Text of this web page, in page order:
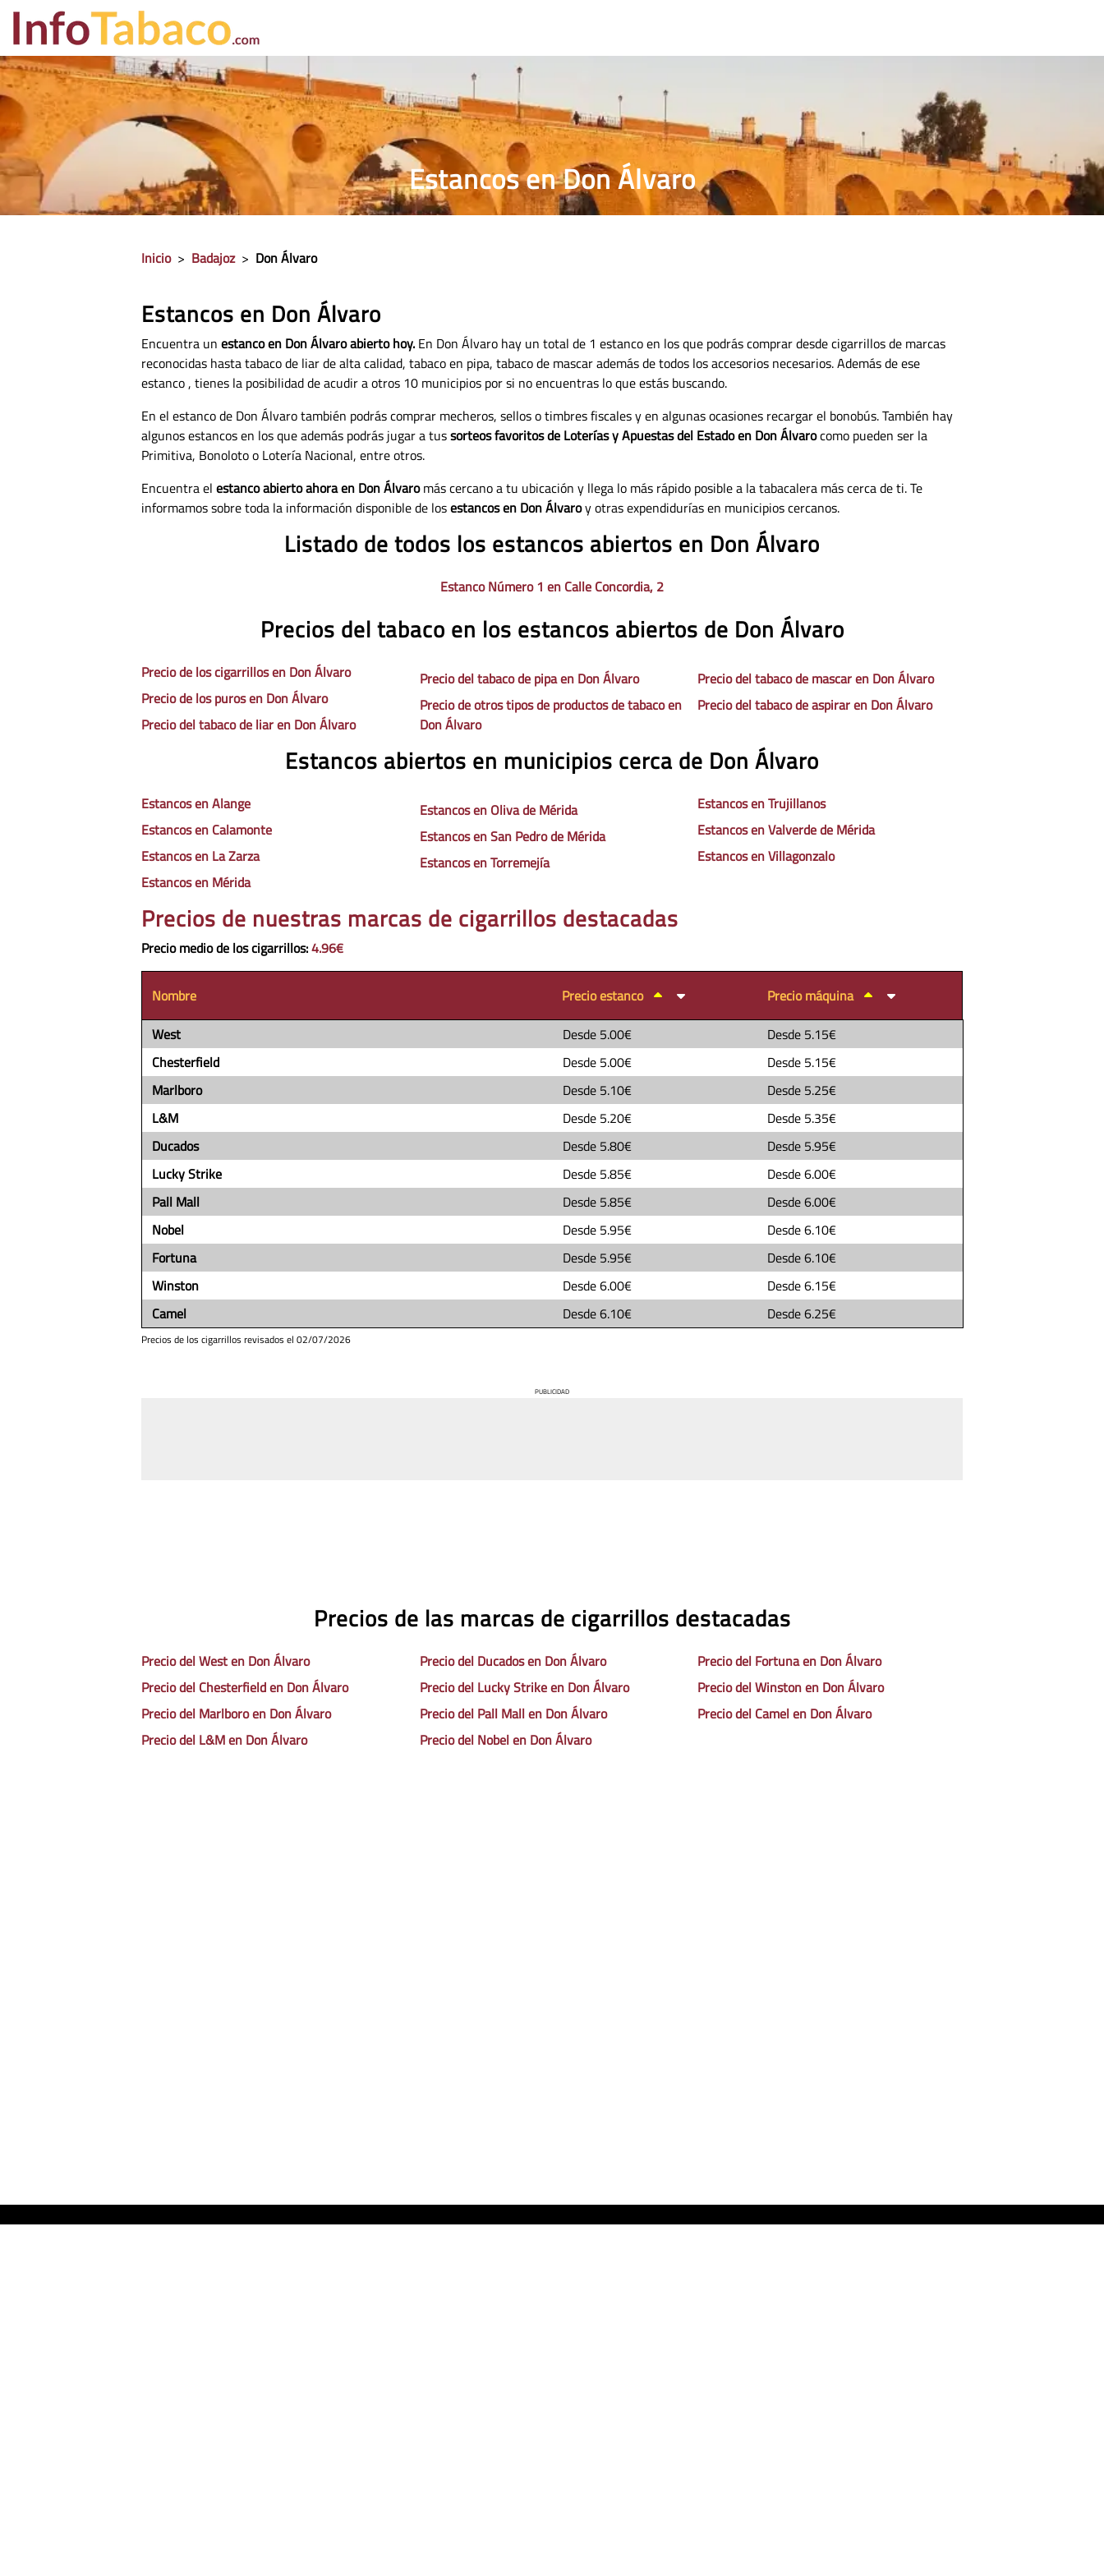
Estancos en Don Álvaro
Inicio > Badajoz > Don Álvaro
Estancos en Don Álvaro
Encuentra un estanco en Don Álvaro abierto hoy. En Don Álvaro hay un total de 1 estanco en los que podrás comprar desde cigarrillos de marcas
reconocidas hasta tabaco de liar de alta calidad, tabaco en pipa, tabaco de mascar además de todos los accesorios necesarios.Además de ese
estanco , tienes la posibilidad de acudir a otros 10 municipios por si no encuentras lo que estás buscando.
En el estanco de Don Álvaro también podrás comprar mecheros, sellos o timbres fiscales y en algunas ocasiones recargar el bonobús. También hay
algunos estancos en los que además podrás jugar a tussorteos favoritos de Loterías y Apuestas del Estado en Don Álvarocomo pueden ser la
Primitiva, Bonoloto o Lotería Nacional, entre otros.
Encuentra el estanco abierto ahora en Don Álvaromás cercano a tu ubicación y llega lo más rápido posible a la tabacalera más cerca de ti. Te
informamos sobre toda la información disponible de losestancos en Don Álvaroy otras expendidurías en municipios cercanos.
Listado de todos los estancos abiertos en Don Álvaro
Estanco Número 1 en Calle Concordia, 2
Precios del tabaco en los estancos abiertos de Don Álvaro
Precio de los cigarrillos en Don Álvaro
Precio de los puros en Don Álvaro
Precio del tabaco de liar en Don Álvaro
Precio del tabaco de pipa en Don Álvaro
Precio de otros tipos de productos de tabaco en
Don Álvaro
Precio del tabaco de mascar en Don Álvaro
Precio del tabaco de aspirar en Don Álvaro
Estancos abiertos en municipios cerca de Don Álvaro
Estancos en Alange
Estancos en Calamonte
Estancos en La Zarza
Estancos en Mérida
Estancos en Oliva de Mérida
Estancos en San Pedro de Mérida
Estancos en Torremejía
Estancos en Trujillanos
Estancos en Valverde de Mérida
Estancos en Villagonzalo
Precios de nuestras marcas de cigarrillos destacadas
Precio medio de los cigarrillos:4.96€
Nombre Precio estanco
Precio máquina
West
Desde 5.00€ Desde 5.15€
Chesterfield
Desde 5.00€ Desde 5.15€
Marlboro
Desde 5.10€ Desde 5.25€
L&M
Desde 5.20€ Desde 5.35€
Ducados
Desde 5.80€ Desde 5.95€
Lucky Strike
Desde 5.85€ Desde6.00€
Pall Mall
Desde 5.85€ Desde6.00€
Nobel
Desde 5.95€ Desde6.10€
Fortuna
Desde 5.95€ Desde6.10€
Winston
Desde6.00€ Desde6.15€
Camel
Desde6.10€ Desde6.25€
Precios de los cigarrillos revisados el 02/07/2026
PUBLICIDAD
Precios de las marcas de cigarrillos destacadas
Precio del West en Don Álvaro
Precio del Chesterfield en Don Álvaro
Precio del Marlboro en Don Álvaro
Precio del L&M en Don Álvaro
Precio del Ducados en Don Álvaro
Precio del Lucky Strike en Don Álvaro
Precio del Pall Mall en Don Álvaro
Precio del Nobel en Don Álvaro
Precio del Fortuna en Don Álvaro
Precio del Winston en Don Álvaro
Precio del Camel en Don Álvaro